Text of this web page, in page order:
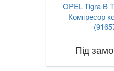
OPEL Tigra B
Компресор
Під